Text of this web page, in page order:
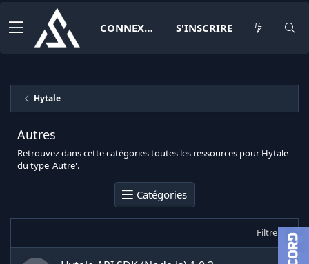
CONNEXION S'INSCRIRE
Hytale
Autres
Retrouvez dans cette catégories toutes les ressources pour Hytale
du type 'Autre'.
Catégories
Filtrer